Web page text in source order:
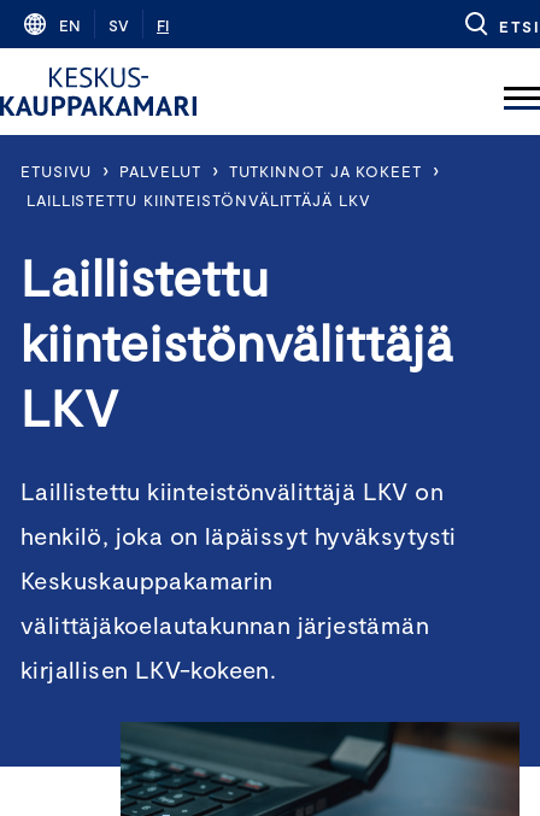
Skip
content
EN SV FI ETSI
ETUSIVU › PALVELUT › TUTKINNOT JA KOKEET ›
LAILLISTETTU KIINTEISTÖNVÄLITTÄJÄ LKV
Laillistettu
kiinteistönvälittäjä
LKV
Laillistettu kiinteistönvälittäjä LKV on
henkilö, joka on läpäissyt hyväksytysti
Keskuskauppakamarin
välittäjäkoelautakunnan järjestämän
kirjallisen LKV-kokeen.